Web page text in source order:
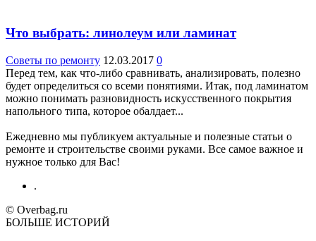
Что выбрать: линолеум или ламинат
Советы по ремонту 12.03.2017 0
Перед тем, как что-либо сравнивать, анализировать, полезно
будет определиться со всеми понятиями. Итак, под ламинатом
можно понимать разновидность искусственного покрытия
напольного типа, которое обалдает...
Ежедневно мы публикуем актуальные и полезные статьи о
ремонте и строительстве своими руками. Все самое важное и
нужное только для Вас!
.
© Overbag.ru
БОЛЬШЕ ИСТОРИЙ